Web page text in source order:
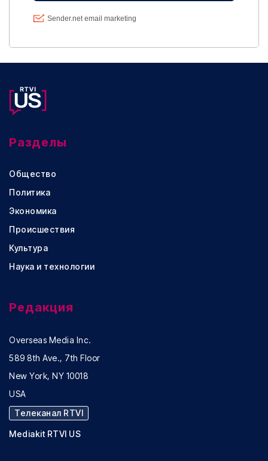
Разделы
Общество
Политика
Экономика
Происшествия
Культура
Наука и технологии
Редакция
Overseas Media Inc.
589 8th Ave., 7th Floor
New York, NY 10018
USA
Телеканал RTVI
Mediakit RTVI US